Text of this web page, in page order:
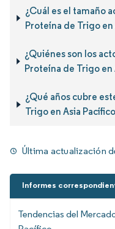
¿Cuál es el tamaño
Proteína de Trigo en
¿Quiénes son los
Proteína de Trigo en
¿Qué años cubre
Trigo en Asia
Última actualización
Informes
Tendencias del